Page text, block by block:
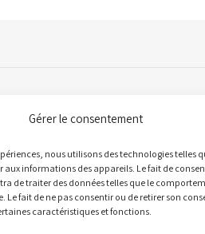
Gérer le consentement
nous utilisons des technologies telles
aux informations des appareils. Le fait de
de traiter des données telles que le
Le fait de ne pas consentir ou de retirer son
caractéristiques et fonctions.
le Gallo 92100 Boulogne-